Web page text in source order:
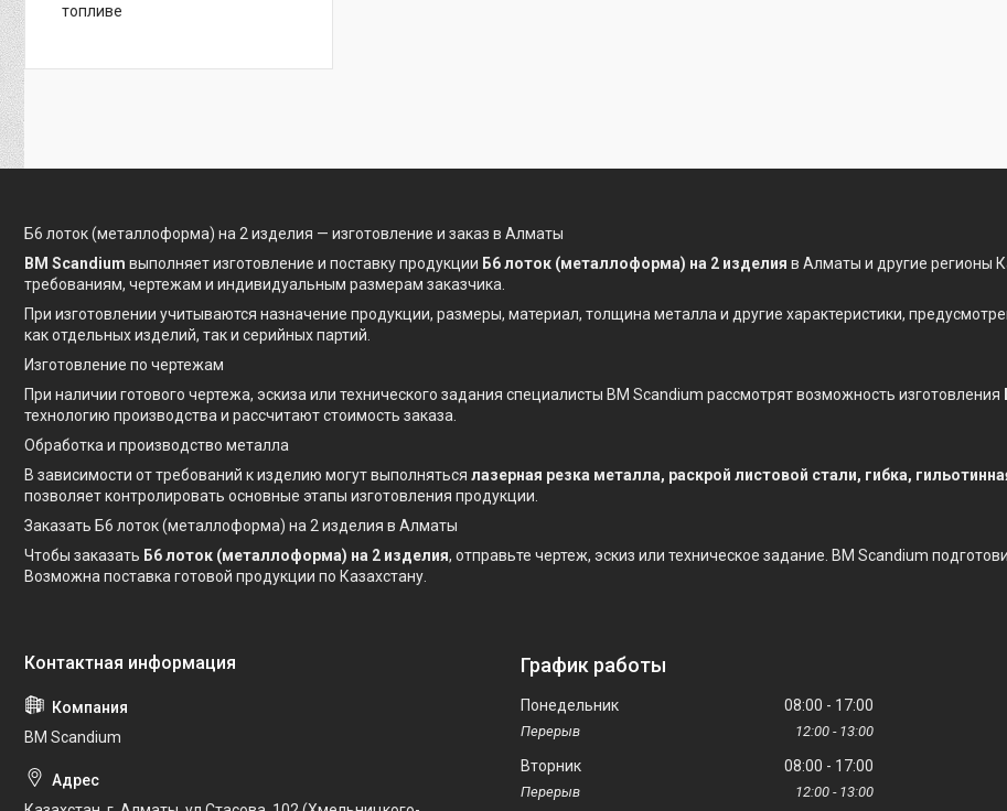
топливе
Б6 лоток (металлоформа) на 2 изделия — изготовление и заказ в Алматы
BM Scandium выполняет изготовление и поставку продукции Б6 лоток (металлоформа) на 2 изделия в Алматы и другие регионы
требованиям, чертежам и индивидуальным размерам заказчика.
При изготовлении учитываются назначение продукции, размеры, материал, толщина металла и другие характеристики,
как отдельных изделий, так и серийных партий.
Изготовление по чертежам
При наличии готового чертежа, эскиза или технического задания специалисты BM Scandium рассмотрят возможность изготовления
технологию производства и рассчитают стоимость заказа.
Обработка и производство металла
В зависимости от требований к изделию могут выполняться лазерная резка металла, раскрой листовой стали, гибка,
позволяет контролировать основные этапы изготовления продукции.
Заказать Б6 лоток (металлоформа) на 2 изделия в Алматы
Чтобы заказать Б6 лоток (металлоформа) на 2 изделия, отправьте чертеж, эскиз или техническое задание. BM Scandium
Возможна поставка готовой продукции по Казахстану.
BM Scandium
График работы
Понедельник 08:00 17:00
12:00 13:00
Вторник 08:00 17:00
12:00 13:00